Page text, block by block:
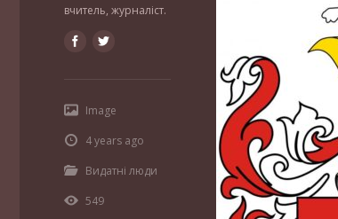
вчитель, журналіст.
Image
4 years ago
Видатні люди
549